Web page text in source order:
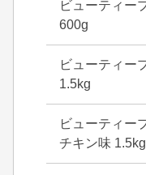
ビューティー
600g
ビューティー
1.5kg
ビューティー
チキン味 1.5kg